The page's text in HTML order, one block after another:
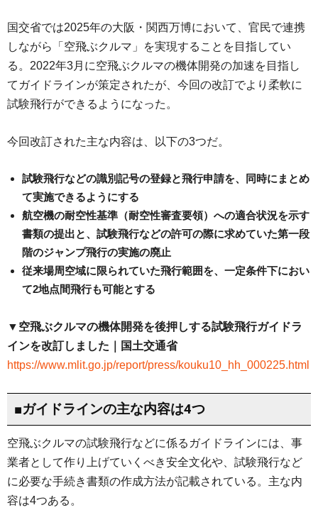
国交省では2025年の大阪・関西万博において、官民で連携
しながら「空飛ぶクルマ」を実現することを目指してい
る。2022年3月に空飛ぶクルマの機体開発の加速を目指し
てガイドラインが策定されたが、今回の改訂でより柔軟に
試験飛行ができるようになった。
今回改訂された主な内容は、以下の3つだ。
試験飛行などの識別記号の登録と飛行申請を、同時にまとめ
て実施できるようにする
航空機の耐空性基準（耐空性審査要領）への適合状況を示す
書類の提出と、試験飛行などの許可の際に求めていた第一段
階のジャンプ飛行の実施の廃止
従来場周空域に限られていた飛行範囲を、一定条件下におい
て2地点間飛行も可能とする
▼空飛ぶクルマの機体開発を後押しする試験飛行ガイドラ
インを改訂しました｜国土交通省
https://www.mlit.go.jp/report/press/kouku10_hh_000225.html
■ガイドラインの主な内容は4つ
空飛ぶクルマの試験飛行などに係るガイドラインには、事
業者として作り上げていくべき安全文化や、試験飛行など
に必要な手続き書類の作成方法が記載されている。主な内
容は4つある。